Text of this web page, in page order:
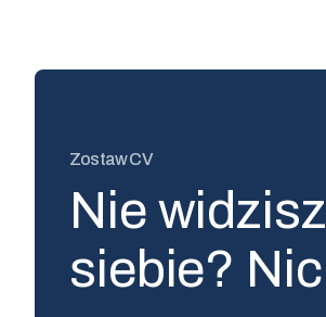
Zostaw CV
Nie
siebie?